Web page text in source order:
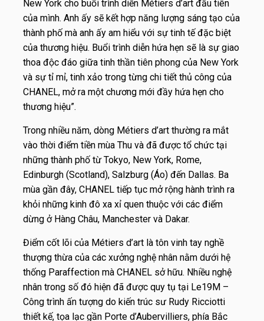
New York cho buổi trình diễn Métiers d’art đầu tiên
của mình. Anh ấy sẽ kết hợp năng lượng sáng tạo của
thành phố mà anh ấy am hiểu với sự tinh tế đặc biệt
của thương hiệu. Buổi trình diễn hứa hẹn sẽ là sự giao
thoa độc đáo giữa tinh thần tiên phong của New York
và sự tỉ mỉ, tinh xảo trong từng chi tiết thủ công của
CHANEL, mở ra một chương mới đầy hứa hẹn cho
thương hiệu”.
Trong nhiều năm, dòng Métiers d’art thường ra mắt
vào thời điểm tiền mùa Thu và đã được tổ chức tại
những thành phố từ Tokyo, New York, Rome,
Edinburgh (Scotland), Salzburg (Áo) đến Dallas. Ba
mùa gần đây, CHANEL tiếp tục mở rộng hành trình ra
khỏi những kinh đô xa xỉ quen thuộc với các điểm
dừng ở Hàng Châu, Manchester và Dakar.
Điểm cốt lõi của Métiers d’art là tôn vinh tay nghề
thượng thừa của các xưởng nghệ nhân nằm dưới hệ
thống Paraffection mà CHANEL sở hữu. Nhiều nghệ
nhân trong số đó hiện đã được quy tụ tại Le19M –
Công trình ấn tượng do kiến trúc sư Rudy Ricciotti
thiết kế, tọa lạc gần Porte d’Aubervilliers, phía Bắc